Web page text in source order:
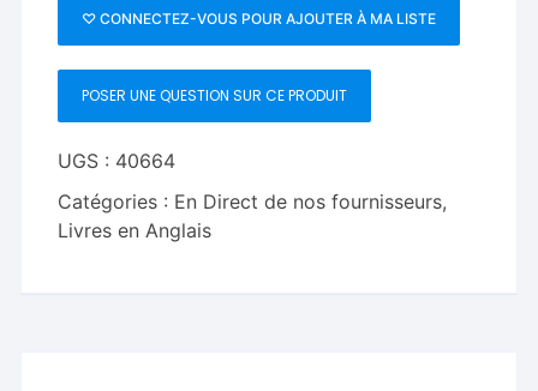
(Regular
Edition)
by
Joel
Givens
and
Jay
-
♡ CONNECTEZ-VOUS POUR AJOUTER À MA LISTE
POSER UNE QUESTION SUR CE PRODUIT
UGS : 40664
Catégories : En Direct de nos fournisseurs,
Livres en Anglais